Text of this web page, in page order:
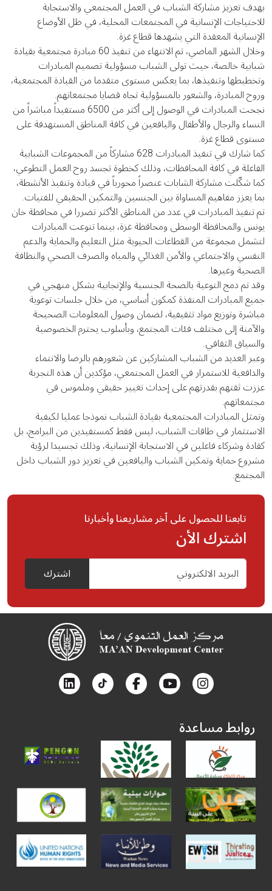
بهدف تعزيز مشاركة الشباب في العمل المجتمعي والاستجابة
للاحتياجات الإنسانية في المجتمعات المحلية، في ظل الأوضاع
الإنسانية المعقدة التي يشهدها قطاع غزة.
وخلال الشهر الماضي، تم الانتهاء من تنفيذ 60 مبادرة مجتمعية بقيادة
شبابية خالصة، حيث تولى الشباب مسؤولية تصميم المبادرات
وتخطيطها وتنفيذها، بما يعكس مستوى متقدما من القيادة المجتمعية،
وروح المبادرة، والشعور بالمسؤولية تجاه قضايا مجتمعاتهم.
نجحت المبادرات في الوصول إلى أكثر من 6500 مستفيداً مباشراً من
النساء والرجال والأطفال واليافعين في كافة المناطق المستهدفة على
مستوى قطاع غزة.
كما شارك في تنفيذ المبادرات 628 مشاركاً من المجموعات الشبابية
الفاعلة في كافة المحافظات، وذلك كخطوة تجسد روح العمل التطوعي،
كما شكّلت مشاركة الشابات عنصراً محورياً في قيادة وتنفيذ الأنشطة،
بما يعزز مفاهيم المساواة بين الجنسين والتمكين الحقيقي للفتيات.
تم تنفيذ المبادرات في عدد من المناطق الأكثر تضررا في محافظة خان
يونس والمحافظة الوسطى ومحافظة غزة، بينما تنوعت المبادرات
لتشمل مجموعة من القطاعات الحيوية مثل التعليم والحماية والدعم
النفسي والاجتماعي والأمن الغذائي والمياه والصرف الصحي والنظافة
الصحية وغيرها.
وقد تم دمج التوعية بالصحة الجنسية والإنجابية بشكل منهجي في
جميع المبادرات المنفذة كمكون أساسي، من خلال جلسات توعوية
مباشرة وتوزيع مواد تثقيفية، لضمان وصول المعلومات الصحيحة
والآمنة إلى مختلف فئات المجتمع، وبأسلوب يحترم الخصوصية
والسياق الثقافي.
وعبر العديد من الشباب المشاركين عن شعورهم بالرضا والانتماء
والدافعية للاستمرار في العمل المجتمعي، مؤكدين أن هذه التجربة
عززت ثقتهم بقدرتهم على إحداث تغيير حقيقي وملموس في
مجتمعاتهم.
وتمثل المبادرات المجتمعية بقيادة الشباب نموذجا عمليا لكيفية
الاستثمار في طاقات الشباب، ليس فقط كمستفيدين من البرامج، بل
كقادة وشركاء فاعلين في الاستجابة الإنسانية، وذلك تجسيدا لرؤية
مشروع حماية وتمكين الشباب واليافعين في تعزيز دور الشباب داخل
المجتمع.
تابعنا للحصول على اّخر مشاريعنا وأخبارنا
اشترك الأن
اشترك
روابط مساعدة